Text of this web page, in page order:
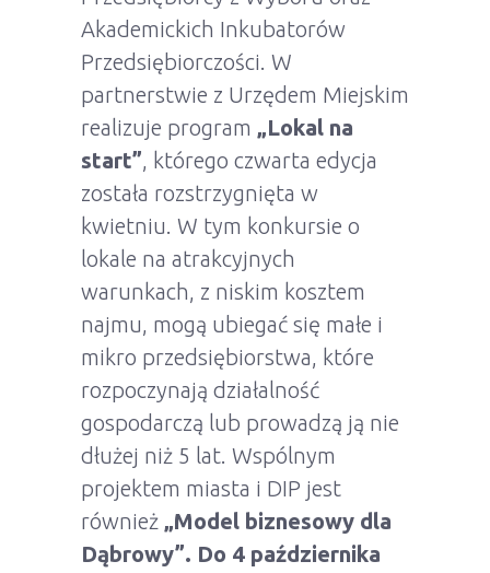
Akademickich Inkubatorów
Przedsiębiorczości. W
partnerstwie z Urzędem Miejskim
realizuje program „Lokal na
start”, którego czwarta edycja
została rozstrzygnięta w
kwietniu. W tym konkursie o
lokale na atrakcyjnych
warunkach, z niskim kosztem
najmu, mogą ubiegać się małe i
mikro przedsiębiorstwa, które
rozpoczynają działalność
gospodarczą lub prowadzą ją nie
dłużej niż 5 lat. Wspólnym
projektem miasta i DIP jest
również „Model biznesowy dla
Dąbrowy”. Do 4 października